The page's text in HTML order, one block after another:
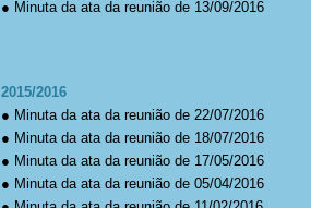
● Minuta da ata da reunião de 13/09/2016
2015/2016
● Minuta da ata da reunião de 22/07/2016
● Minuta da ata da reunião de 18/07/2016
● Minuta da ata da reunião de 17/05/2016
● Minuta da ata da reunião de 05/04/2016